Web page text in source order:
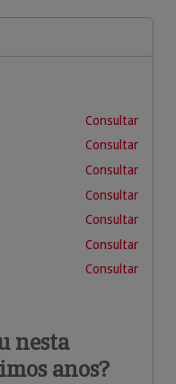
Consultar
Consultar
Consultar
Consultar
Consultar
Consultar
Consultar
nesta
anos?